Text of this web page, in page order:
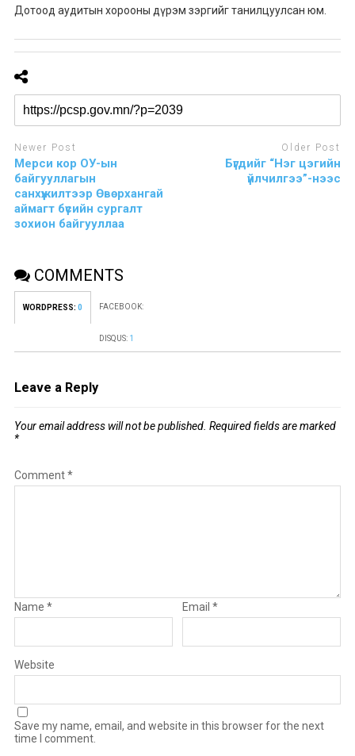
Дотоод аудитын хорооны дүрэм зэргийг танилцуулсан юм.
Newer Post
Мерси кор ОУ-ын
байгууллагын
санхүүжилтээр Өвөрхангай
аймагт бүсийн сургалт
зохион байгууллаа
Older Post
Бүгдийг “Нэг цэгийн
үйлчилгээ”-нээс
COMMENTS
WORDPRESS: 0 FACEBOOK:
DISQUS: 1
Leave a Reply
Your email address will not be published. Required fields are marked
*
Comment*
Name * Email*
Website
Save my name, email, and website in this browser for the next
time I comment.